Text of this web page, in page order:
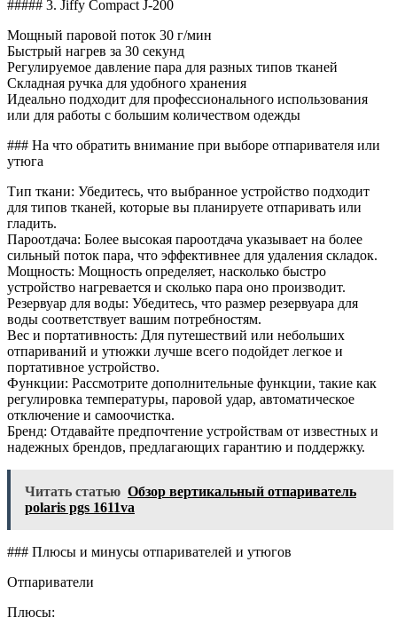
##### 3. Jiffy Compact J-200
Мощный паровой поток 30 г/мин
Быстрый нагрев за 30 секунд
Регулируемое давление пара для разных типов тканей
Складная ручка для удобного хранения
Идеально подходит для профессионального использования
или для работы с большим количеством одежды
### На что обратить внимание при выборе отпаривателя или
утюга
Тип ткани: Убедитесь, что выбранное устройство подходит
для типов тканей, которые вы планируете отпаривать или
гладить.
Пароотдача: Более высокая пароотдача указывает на более
сильный поток пара, что эффективнее для удаления складок.
Мощность: Мощность определяет, насколько быстро
устройство нагревается и сколько пара оно производит.
Резервуар для воды: Убедитесь, что размер резервуара для
воды соответствует вашим потребностям.
Вес и портативность: Для путешествий или небольших
отпариваний и утюжки лучше всего подойдет легкое и
портативное устройство.
Функции: Рассмотрите дополнительные функции, такие как
регулировка температуры, паровой удар, автоматическое
отключение и самоочистка.
Бренд: Отдавайте предпочтение устройствам от известных и
надежных брендов, предлагающих гарантию и поддержку.
Читать статью Обзор вертикальный отпариватель
polaris pgs 1611va
### Плюсы и минусы отпаривателей и утюгов
Отпариватели
Плюсы: